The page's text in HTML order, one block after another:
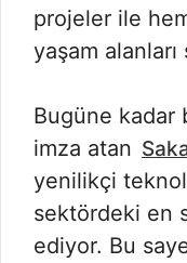
projeler ile
yaşam
Bugüne kadar
imza atan
yenilikçi
sektördeki en
ediyor. Bu